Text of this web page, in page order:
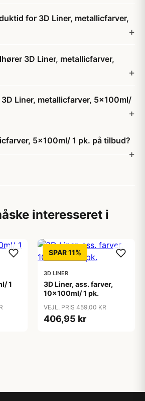
for 3D Liner, metallicfarver,
3D Liner, metallicfarver,
Liner, metallicfarver, 5x100ml/
5x100ml/ 1 pk. på tilbud?
interesseret i
1
SPAR 11%
3D LINER
3D Liner, ass. farver,
10x100ml/ 1 pk.
VEJL. PRIS 459,00 KR
406,95 kr